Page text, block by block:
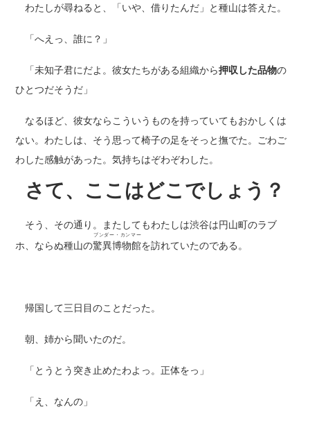
わたしが尋ねると、「いや、借りたんだ」と種山は答えた。
「へえっ、誰に？」
「未知子君にだよ。彼女たちがある組織から押収した品物の
ひとつだそうだ」
なるほど、彼女ならこういうものを持っていてもおかしくは
ない。わたしは、そう思って椅子の足をそっと撫でた。ごわご
わした感触があった。気持ちはぞわぞわした。
さて、ここはどこでしょう？
そう、その通り。またしてもわたしは渋谷は円山町のラブ
ホ、ならぬ種山の驚異博物館
ブンダー・カンマー
を訪れていたのである。
帰国して三日目のことだった。
朝、姉から聞いたのだ。
「とうとう突き止めたわよっ。正体をっ」
「え、なんの」